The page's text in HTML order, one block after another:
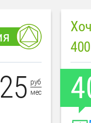
руб
мес
400